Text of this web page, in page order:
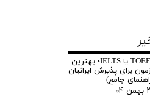
TOEFL یا IELTS؛ بهترین
برای پذیرش ایرانیان
جامع)
۰۴